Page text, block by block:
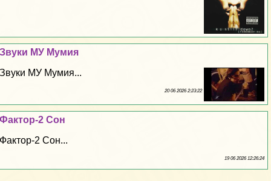
Звуки МУ Мумия
Звуки МУ Мумия...
20 06 2026 2:23:22
Фактор-2 Сон
Фактор-2 Сон...
19 06 2026 12:26:24